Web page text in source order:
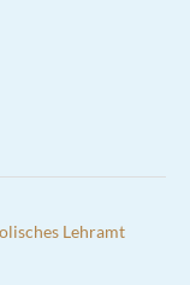
Lehramt